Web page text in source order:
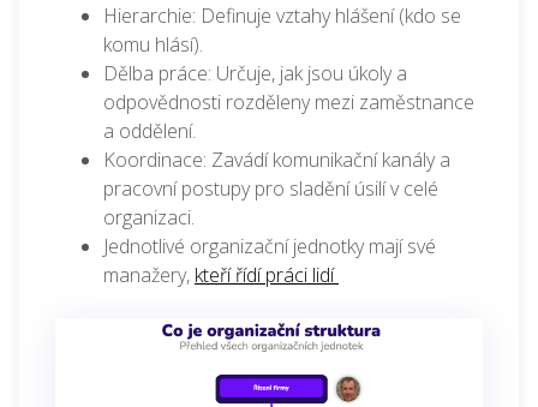
Hierarchie: Definuje vztahy hlášení (kdo se
komu hlásí).
Dělba práce: Určuje, jak jsou úkoly a
odpovědnosti rozděleny mezi zaměstnance
a oddělení.
Koordinace: Zavádí komunikační kanály a
pracovní postupy pro sladění úsilí v celé
organizaci.
Jednotlivé organizační jednotky mají své
manažery, kteří řídí práci lidí